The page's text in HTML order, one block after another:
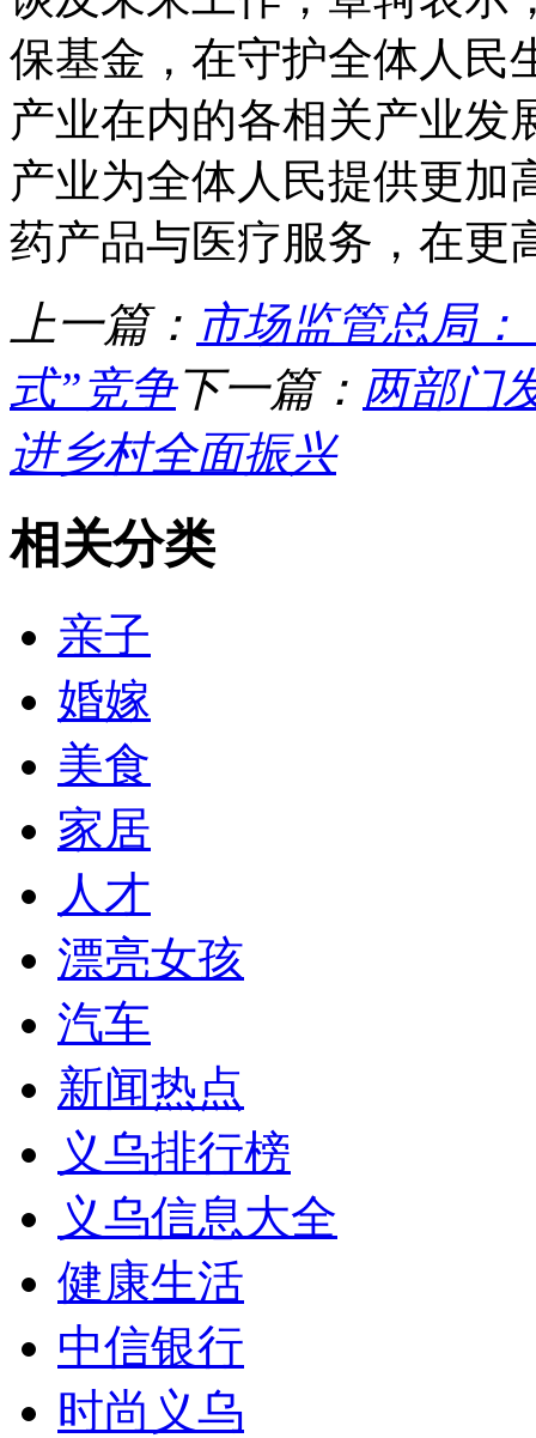
保基金，在守护全体人民
产业在内的各相关产业发
产业为全体人民提供更加
药产品与医疗服务，在更
上一篇： 市场监管总局
式”竞争下一篇： 两部门
进乡村全面振兴
相关分类
亲子
婚嫁
美食
家居
人才
漂亮女孩
汽车
新闻热点
义乌排行榜
义乌信息大全
健康生活
中信银行
时尚义乌